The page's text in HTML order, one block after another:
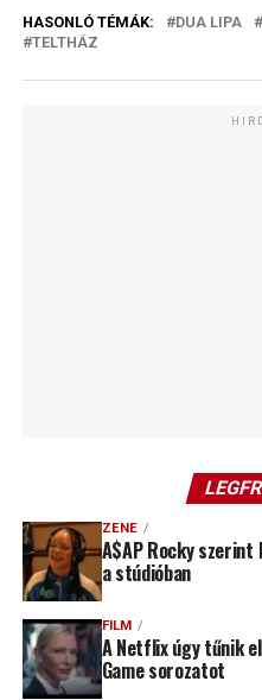
HASONLÓ TÉMÁK: DUA LIPA
TELTHÁZ
ZENE
A$AP Rocky szerint
a stúdióban
FILM
A Netflix úgy tűnik
Game sorozatot